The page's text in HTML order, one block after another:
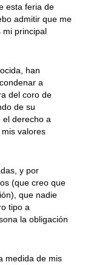
esta feria de
admitir que me
mi principal
han
a
del coro de
de su
derecho a
valores
y por
(que creo que
que nadie
tipo a
la obligación
medida de mis